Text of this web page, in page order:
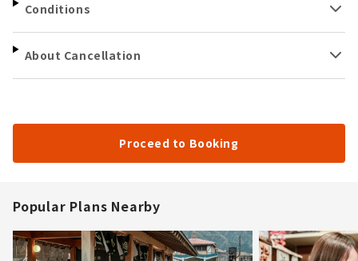
Conditions
About Cancellation
Proceed to Booking
Popular Plans Nearby